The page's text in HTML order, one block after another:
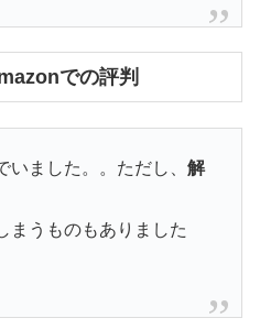
での評判
ました。。ただし、 解
まうものもありました